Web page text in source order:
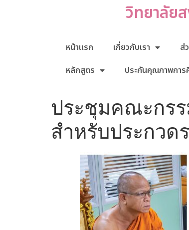
วิทยาลัย
หน้าแรก เกี่ยวกับเรา ส่
หลักสูตร
ประกันคุณภาพการ
ประชุมคณะกร
สำหรับประกวด